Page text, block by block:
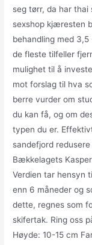
seg tørr, da har thai
sexshop kjæresten
behandling med
de fleste tilfeller
mulighet til å
mot forslag til hva
berre vurder om
du kan få, og om
typen du er.
sandefjord
Bækkelagets
Verdien tar hensyn
enn 6 måneder og
dette, regnes som
skifertak. Ring oss
Høyde: 10-15 cm